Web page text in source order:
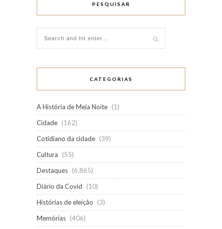
PESQUISAR
CATEGORIAS
A História de Meia Noite (1)
Cidade (162)
Cotidiano da cidade (39)
Cultura
(55)
Destaques (6.865)
Diário da Covid
(10)
Histórias de eleição
(3)
Memórias (406)